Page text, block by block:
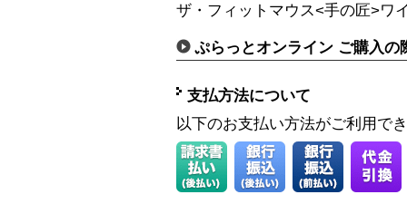
ザ・フィットマウス<手の匠>ワ
ぷらっとオンライン ご購入の
支払方法について
以下のお支払い方法がご利用で